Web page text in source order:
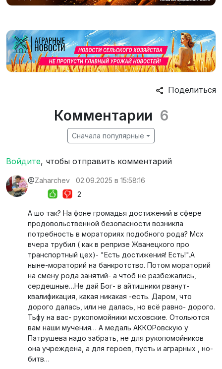
Поделиться
Комментарии 6
Сначала популярные
Войдите, чтобы отправить комментарий
@Zaharchev
02.09.2025 в 15:58:16
2
А шо так? На фоне громадья достижений в сфере
продовольственной безопасности возникла
потребность в мораториях подобного рода? Мсх
вчера трубил ( как в репризе Жванецкого про
транспортный цех)- "Есть достижения! Есть!".А
ныне-мораторий на банкротство. Потом мораторий
на смену рода занятий- а чтоб не разбежались,
сердешные…Не дай Бог- в айтишники рванут-
квалификация, какая никакая -есть. Даром, что
дорого далась, или не далась, но всё равно- дорого.
Тьфу на вас- рукопомойники мсховские. Отольются
вам наши мучения… А медаль АККОРовскую у
Патрушева надо забрать, не для рукопомойников
она учреждена, а для героев, пусть и аграрных , но-
битв…